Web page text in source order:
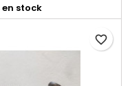
stock
favorite_border